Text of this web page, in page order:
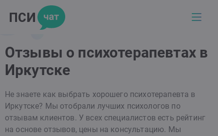
Отзывы о психотерапевтах в
Иркутске
Не знаете как выбрать хорошего психотерапевта в
Иркутске? Мы отобрали лучших психологов по
отзывам клиентов. У всех специалистов есть рейтинг
на основе отзывов, цены на консультацию. Мы